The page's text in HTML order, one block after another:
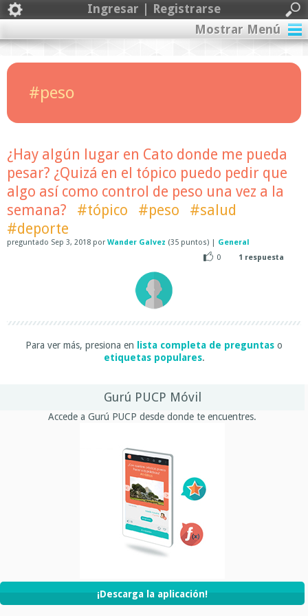
Ingresar | Registrarse
Mostrar Menú
#peso
¿Hay algún lugar en Cato donde me pueda
pesar? ¿Quizá en el tópico puedo pedir que
algo así como control de peso una vez a la
semana?
#tópico #peso
#salud
#deporte
preguntado Sep 3, 2018 por Wander Galvez (35 puntos) | General
0
1 respuesta
Para ver más, presiona en lista completa de preguntas o
etiquetas populares.
Gurú PUCP Móvil
Accede a Gurú PUCP desde donde te encuentres.
¡Descarga la aplicación!